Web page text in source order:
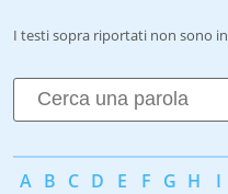
I testi sopra riportati non sono
A B C D E F G H I